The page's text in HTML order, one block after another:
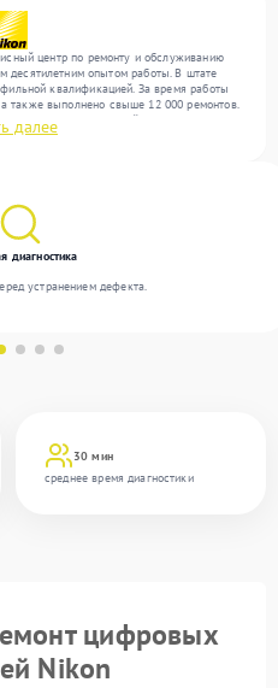
центр по ремонту и обслуживанию
десятилетним опытом работы. В штате
квалификацией. За время работы
также выполнено свыше 12 000 ремонтов.
более 300 обращений, включая , , . Мы
и поддерживаем высокий стандарт
далее
30 мин
среднее время диагностики
диагностика
устранением дефекта.
цифровых
Nikon